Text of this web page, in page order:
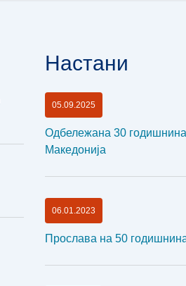
Настани
05.09.2025
Одбележана 30
Македонија
06.01.2023
Прослава на 50